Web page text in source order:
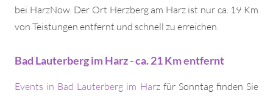
bei HarzNow. Der Ort Herzberg am Harz ist nur ca. 19 Km
von Teistungen entfernt und schnell zu erreichen.
Bad Lauterberg im Harz - ca. 21 Km entfernt
Events in Bad Lauterberg im Harzfür Sonntag finden Sie